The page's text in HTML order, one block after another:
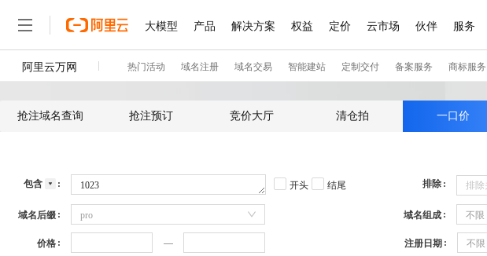
抢注域名查询 抢注预订 竞价大厅 清仓拍 一口价
包含 开头 结尾 排除
域名后缀 pro 域名组成 不限
价格 注册日期 不限